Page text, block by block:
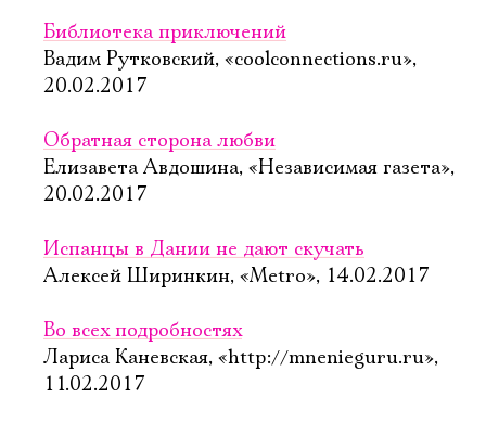
Библиотека приключений
Вадим Рутковский, «coolconnections.ru»,
20.02.2017
Обратная сторона любви
Елизавета Авдошина, «Независимая газета»,
20.02.2017
Испанцы в Дании не дают скучать
Алексей Ширинкин, «Metro», 14.02.2017
Во всех подробностях
Лариса Каневская, «http://mnenieguru.ru»,
11.02.2017